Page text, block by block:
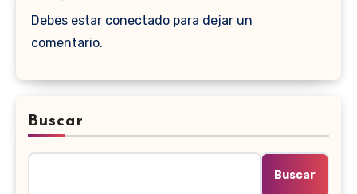
Debes estar conectado para dejar un
comentario.
Buscar
Buscar